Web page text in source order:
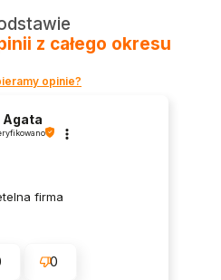
z całego okresu
opinie?
Agata
firma
0